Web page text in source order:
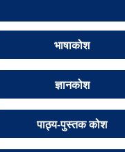
भाषाकोश
ज्ञानकोश
पाठ्य-पुस्तक कोश